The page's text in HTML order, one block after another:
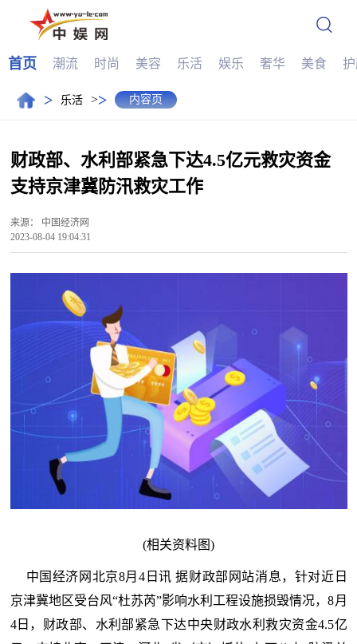
首页 潮流 时尚 美容 乐活 娱乐 奢华 美食
> 乐活 >> 内容页
财政部、水利部紧急下达4.5亿元救灾资金
支持京津冀防汛救灾工作
来源：
中国经济网
2023-08-04 19:04:31
(相关资料图)
中国经济网北京8月4日讯 据财政部网站消息，针对近日
京津冀地区受台风“杜苏芮”影响水利工程设施损毁情况，8月
4日，财政部、水利部紧急下达中央财政水利救灾资金4.5亿